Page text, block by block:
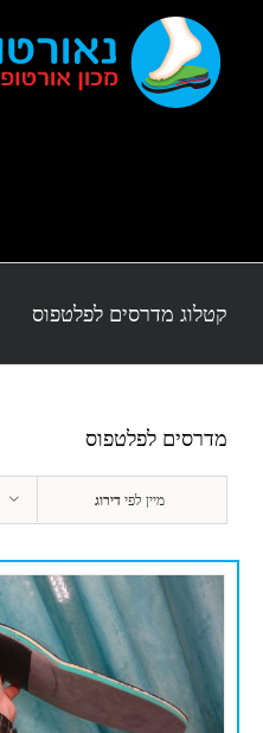
לתוכן
קטלוג מדרסים לפלטפוס
מדרסים לפלטפוס
מיין לפי דירוג